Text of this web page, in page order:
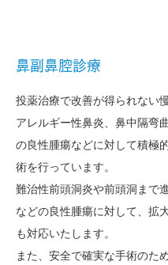
鼻副鼻腔診療
投薬治療で改善が得られない
アレルギー性鼻炎、鼻中隔弯
の良性腫瘍などに対して積極
術を行っています。
難治性前頭洞炎や前頭洞まで
などの良性腫瘍に対して、拡
も対応いたします。
また、安全で確実な手術のた